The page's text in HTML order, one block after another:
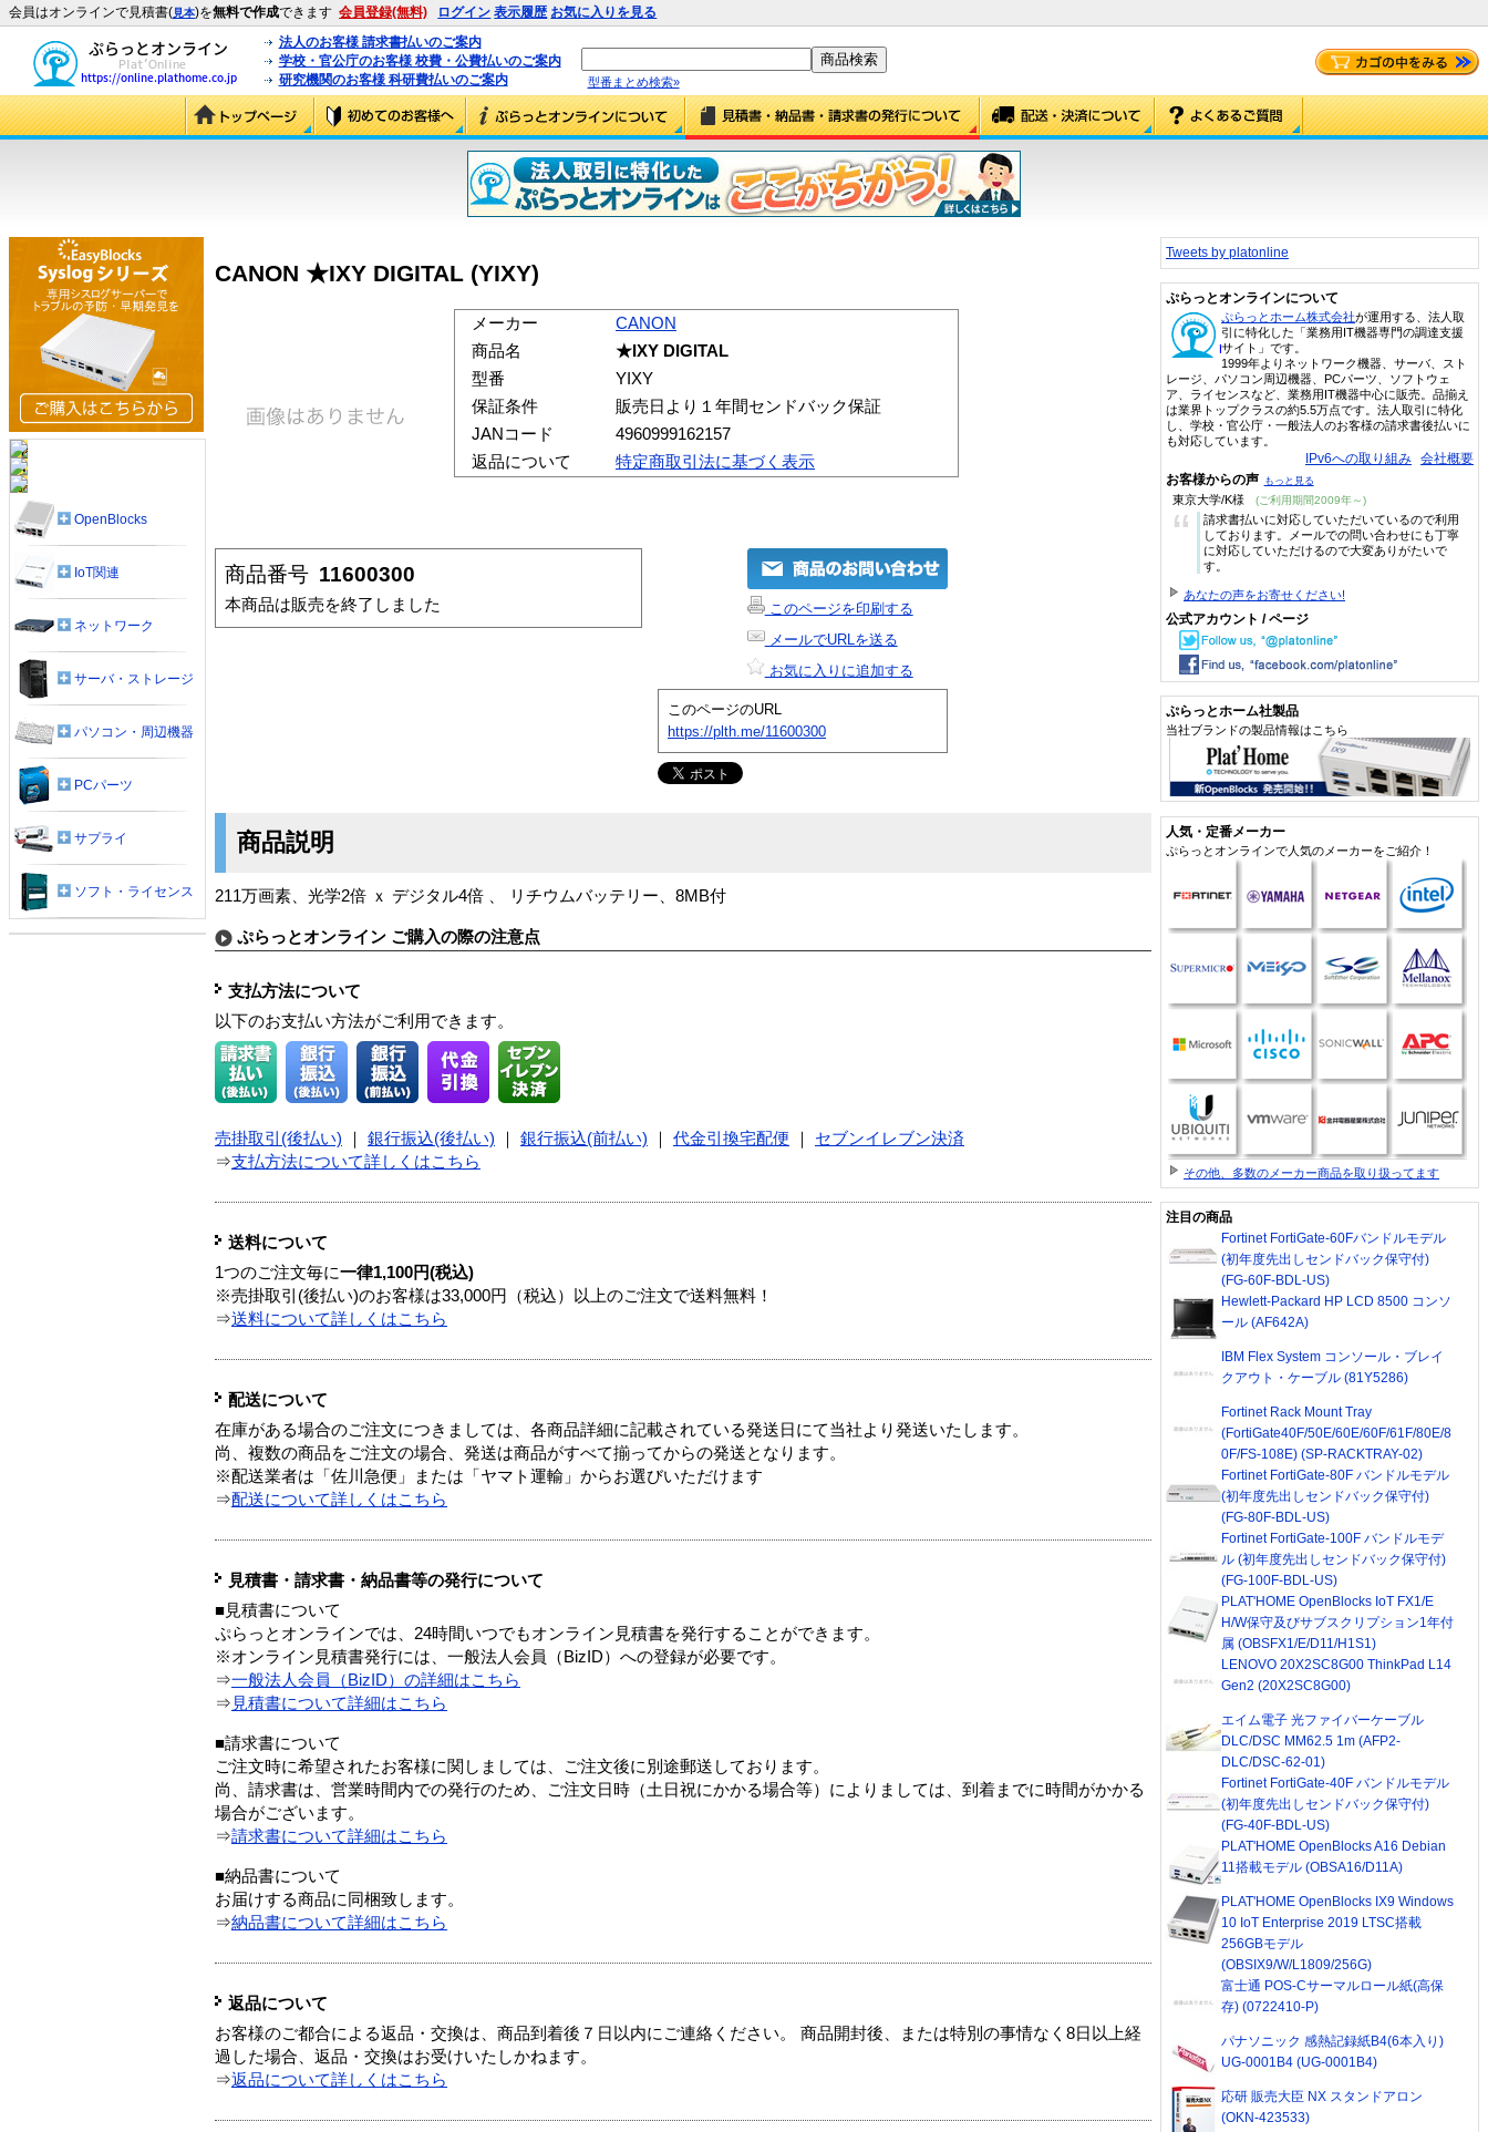
会員はオンラインで見積書(見本)を無料で作成できます 会員登録(無料) ログイン 表示履歴 お気に入りを見る
法人のお客様 請求書払いのご案内
学校・官公庁のお客様 校費・公費払いのご案内
研究機関のお客様 科研費払いのご案内
型番まとめ検索»
CANON ★IXY DIGITAL (YIXY)
メーカー
CANON
商品名
★IXY DIGITAL
型番
YIXY
保証条件
販売日より１年間センドバック保証
JANコード
4960999162157
返品について
特定商取引法に基づく表示
商品番号 11600300
本商品は販売を終了しました
このページを印刷する
メールでURLを送る
お気に入りに追加する
このページのURL
https://plth.me/11600300
商品説明
211万画素、光学2倍 ｘ デジタル4倍 、 リチウムバッテリー、8MB付
ぷらっとオンライン ご購入の際の注意点
支払方法について
以下のお支払い方法がご利用できます。
売掛取引(後払い) 銀行振込(後払い) 銀行振込(前払い) 代金引換宅配便
セブンイレブン決済
⇒支払方法について詳しくはこちら
送料について
1つのご注文毎に一律1,100円(税込)
※売掛取引(後払い)のお客様は33,000円（税込）以上のご注文で送料無料！
⇒送料について詳しくはこちら
配送について
在庫がある場合のご注文につきましては、各商品詳細に記載されている発送日にて当社より発送いたします。
尚、複数の商品をご注文の場合、発送は商品がすべて揃ってからの発送となります。
※配送業者は「佐川急便」または「ヤマト運輸」からお選びいただけます
⇒配送について詳しくはこちら
見積書・請求書・納品書等の発行について
■見積書について
ぷらっとオンラインでは、24時間いつでもオンライン見積書を発行することができます。
※オンライン見積書発行には、一般法人会員（BizID）への登録が必要です。
⇒一般法人会員（BizID）の詳細はこちら
⇒ 見積書について詳細はこちら
■請求書について
ご注文時に希望されたお客様に関しましては、ご注文後に別途郵送しております。
尚、請求書は、営業時間内での発行のため、ご注文日時（土日祝にかかる場合等）によりましては、到着までに時間がかかる
場合がございます。
⇒請求書について詳細はこちら
■納品書について
お届けする商品に同梱致します。
⇒納品書について詳細はこちら
返品について
お客様のご都合による返品・交換は、商品到着後７日以内にご連絡ください。 商品開封後、または特別の事情なく8日以上経
過した場合、返品・交換はお受けいたしかねます。
⇒返品について詳しくはこちら
OpenBlocks
IoT関連
ネットワーク
サーバ・ストレージ
パソコン・周辺機器
PCパーツ
サプライ
ソフト・ライセンス
Tweets by platonline
ぷらっとオンラインについて
ぷらっとホーム株式会社が運用する、法人取
引に特化した「業務用IT機器専門の調達支援
サイト」です。
1999年よりネットワーク機器、サーバ、スト
レージ、パソコン周辺機器、PCパーツ、ソフトウェ
ア、ライセンスなど、業務用IT機器中心に販売。品揃え
は業界トップクラスの約5.5万点です。法人取引に特化
し、学校・官公庁・一般法人のお客様の請求書後払いに
も対応しています。
IPv6への取り組み 会社概要
お客様からの声 もっと見る
東京大学/K様 (ご利用期間2009年～)
“
請求書払いに対応していただいているので利用
しております。メールでの問い合わせにも丁寧
に対応していただけるので大変ありがたいで
す。
あなたの声をお寄せください!
公式アカウント / ページ
ぷらっとホーム社製品
当社ブランドの製品情報はこちら
人気・定番メーカー
ぷらっとオンラインで人気のメーカーをご紹介！
その他、多数のメーカー商品を取り扱ってます
注目の商品
Fortinet FortiGate-60Fバンドルモデル
(初年度先出しセンドバック保守付)
(FG-60F-BDL-US)
Hewlett-Packard HP LCD 8500 コンソ
ール (AF642A)
IBM Flex System コンソール・ブレイ
クアウト・ケーブル (81Y5286)
Fortinet Rack Mount Tray
(FortiGate40F/50E/60E/60F/61F/80E/8
0F/FS-108E) (SP-RACKTRAY-02)
Fortinet FortiGate-80F バンドルモデル
(初年度先出しセンドバック保守付)
(FG-80F-BDL-US)
Fortinet FortiGate-100F バンドルモデ
ル (初年度先出しセンドバック保守付)
(FG-100F-BDL-US)
PLAT'HOME OpenBlocks IoT FX1/E
H/W保守及びサブスクリプション1年付
属 (OBSFX1/E/D11/H1S1)
LENOVO 20X2SC8G00 ThinkPad L14
Gen2 (20X2SC8G00)
エイム電子 光ファイバーケーブル
DLC/DSC MM62.5 1m (AFP2-
DLC/DSC-62-01)
Fortinet FortiGate-40F バンドルモデル
(初年度先出しセンドバック保守付)
(FG-40F-BDL-US)
PLAT'HOME OpenBlocks A16 Debian
11搭載モデル (OBSA16/D11A)
PLAT'HOME OpenBlocks IX9 Windows
10 IoT Enterprise 2019 LTSC搭載
256GBモデル
(OBSIX9/W/L1809/256G)
富士通 POS-Cサーマルロール紙(高保
存) (0722410-P)
パナソニック 感熱記録紙B4(6本入り)
UG-0001B4 (UG-0001B4)
応研 販売大臣 NX スタンドアロン
(OKN-423533)